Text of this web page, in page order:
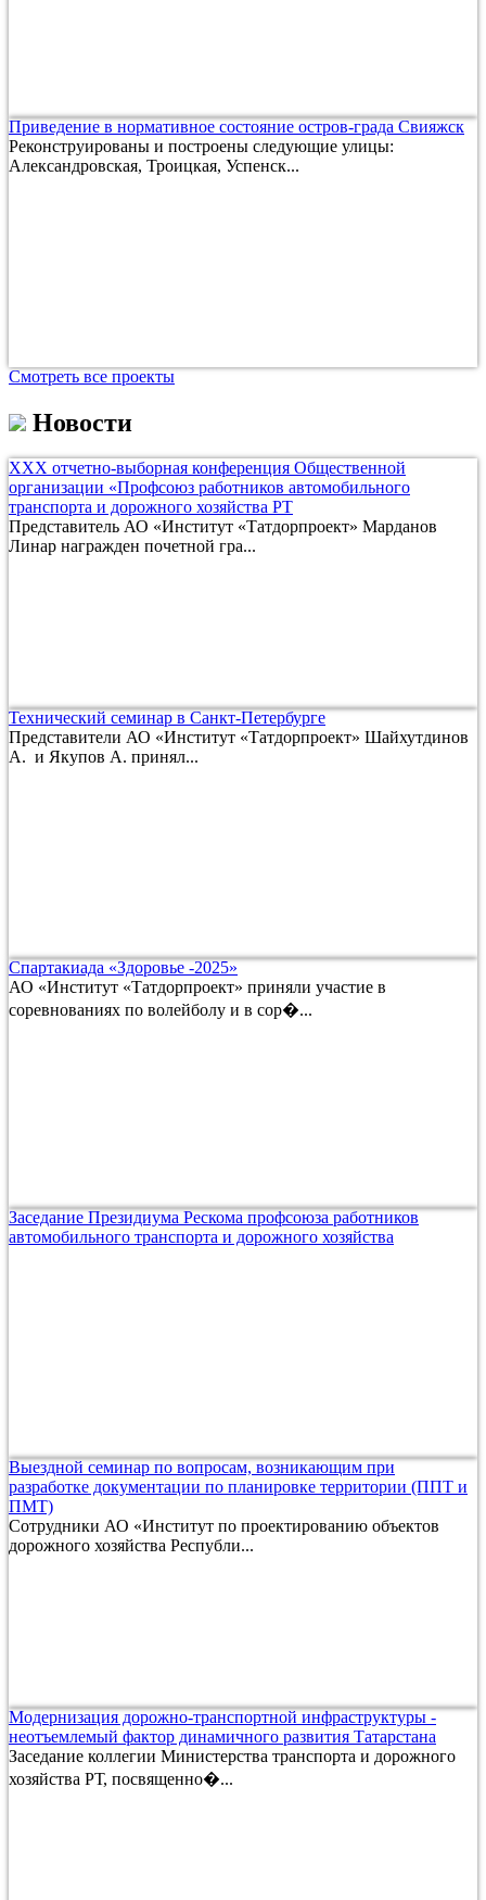
Приведение в нормативное состояние остров-града Свияжск
Реконструированы и построены следующие улицы:
Александровская, Троицкая, Успенск...
Смотреть все проекты
Новости
ХХХ отчетно-выборная конференция Общественной
организации «Профсоюз работников автомобильного
транспорта и дорожного хозяйства РТ
Представитель АО «Институт «Татдорпроект» Марданов
Линар награжден почетной гра...
Технический семинар в Санкт-Петербурге
Представители АО «Институт «Татдорпроект» Шайхутдинов
А. и Якупов А. принял...
Спартакиада «Здоровье -2025»
АО «Институт «Татдорпроект» приняли участие в
соревнованиях по волейболу и в сор�...
Заседание Президиума Рескома профсоюза работников
автомобильного транспорта и дорожного хозяйства
Выездной семинар по вопросам, возникающим при
разработке документации по планировке территории (ППТ и
ПМТ)
Сотрудники АО «Институт по проектированию объектов
дорожного хозяйства Республи...
Модернизация дорожно-транспортной инфраструктуры -
неотъемлемый фактор динамичного развития Татарстана
Заседание коллегии Министерства транспорта и дорожного
хозяйства РТ, посвященно�...